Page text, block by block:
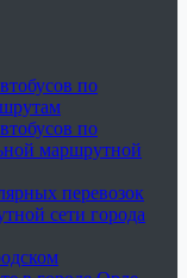
по
по
маршрутной
перевозок
сети города